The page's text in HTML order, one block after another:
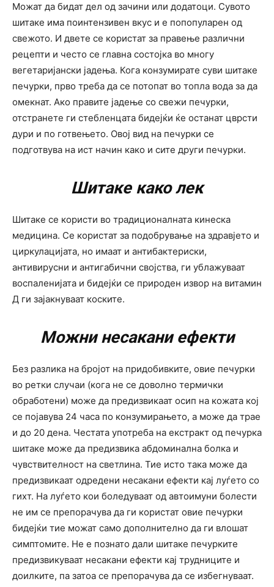
Можат да бидат дел од зачини или додатоци. Сувото
шитаке има поинтензивен вкус и е попопуларен од
свежото. И двете се користат за правење различни
рецепти и често се главна состојка во многу
вегетаријански јадења. Кога конзумирате суви шитаке
печурки, прво треба да се потопат во топла вода за да
омекнат. Ако правите јадење со свежи печурки,
отстранете ги стебленцата бидејќи ќе останат цврсти
дури и по готвењето. Овој вид на печурки се
подготвува на ист начин како и сите други печурки.
Шитаке како лек
Шитаке се користи во традиционалната кинеска
медицина. Се користат за подобрување на здравјето и
циркулацијата, но имаат и антибактериски,
антивирусни и антигабични својства, ги ублажуваат
воспаленијата и бидејќи се природен извор на витамин
Д ги зајакнуваат коските.
Можни несакани ефекти
Без разлика на бројот на придобивките, овие печурки
во ретки случаи (кога не се доволно термички
обработени) може да предизвикаат осип на кожата кој
се појавува 24 часа по конзумирањето, а може да трае
и до 20 дена. Честата употреба на екстракт од печурка
шитаке може да предизвика абдоминална болка и
чувствителност на светлина. Тие исто така може да
предизвикаат одредени несакани ефекти кај луѓето со
гихт. На луѓето кои боледуваат од автоимуни болести
не им се препорачува да ги користат овие печурки
бидејќи тие можат само дополнително да ги влошат
симптомите. Не е познато дали шитаке печурките
предизвикуваат несакани ефекти кај трудниците и
доилките, па затоа се препорачува да се избегнуваат.